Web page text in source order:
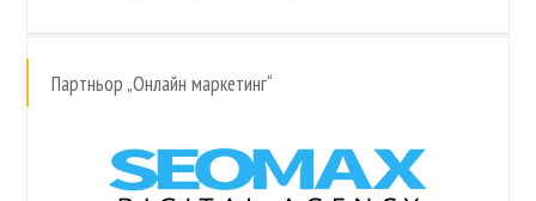
Партньор „Онлайн маркетинг“